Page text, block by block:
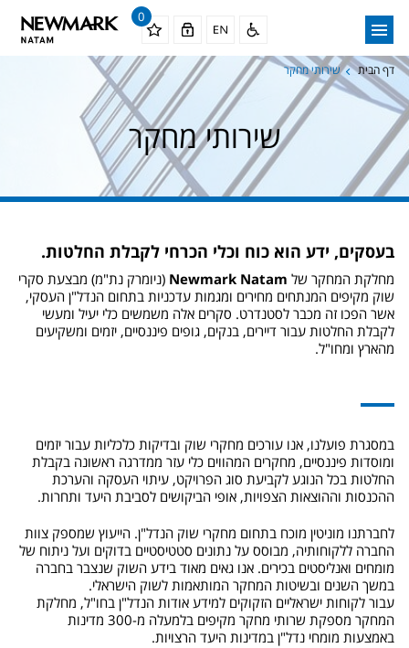
0
דף הבית שירותי מחקר
שירותי מחקר
בעסקים, ידע הוא כוח וכלי הכרחי לקבלת החלטות.
מחלקת המחקר של Newmark Natam (ניומרק נת"מ) מבצעת סקרי
שוק מקיפים המנתחים מחירים ומגמות עדכניות בתחום הנדל"ן העסקי,
אשר הפכו זה מכבר לסטנדרט. סקרים אלה משמשים כלי יעיל ומעשי
לקבלת החלטות עבור דיירים, בנקים, גופים פיננסיים, יזמים ומשקיעים
מהארץ ומחו"ל.
במסגרת פועלנו, אנו עורכים מחקרי שוק ובדיקות כלכליות עבור יזמים
ומוסדות פיננסיים, מחקרים המהווים כלי עזר ממדרגה ראשונה בקבלת
החלטות בכל הנוגע לקביעת סוג הפרויקט, עיתוי העסקה והערכת
ההכנסות וההוצאות הצפויות, אופי הביקושים לסביבת היעד ותחרות.
לחברתנו מוניטין מוכח בתחום מחקרי שוק הנדל"ן. הייעוץ שמספק צוות
החברה ללקוחותיה, מבוסס על נתונים סטטיסטיים בדוקים ועל ניתוח של
מומחים ואנליסטים בכירים. אנו גאים מאוד בידע השוק שנצבר בחברה
במשך השנים ובשיטות המחקר המותאמות לשוק הישראלי.
עבור לקוחות ישראליים הזקוקים למידע אודות הנדל"ן בחו"ל, מחלקת
המחקר מספקת שרותי מחקר מקיפים בלמעלה מ-300 מדינות
באמצעות מומחי נדל"ן במדינות היעד הרצויות.